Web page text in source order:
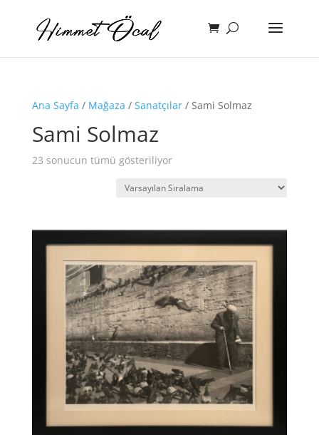
Ana Sayfa / Mağaza / Sanatçılar/ Sami Solmaz
Sami Solmaz
23 sonucun tümü gösteriliyor